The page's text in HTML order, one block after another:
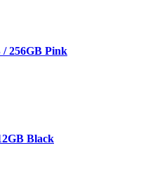
/ 256GB Pink
Black